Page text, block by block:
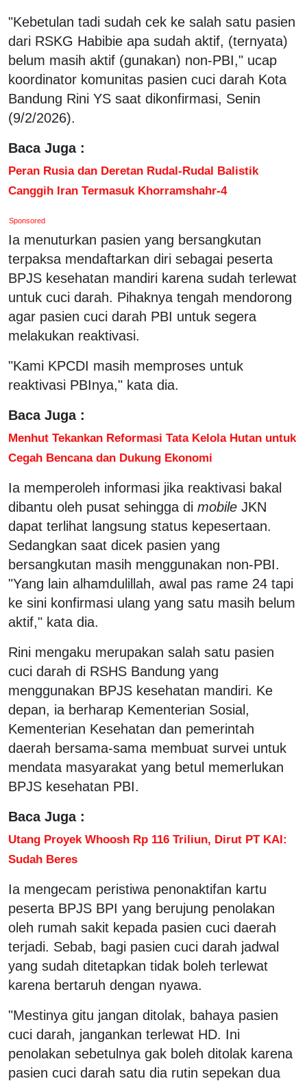
"Kebetulan tadi sudah cek ke salah satu pasien
dari RSKG Habibie apa sudah aktif, (ternyata)
belum masih aktif (gunakan) non-PBI," ucap
koordinator komunitas pasien cuci darah Kota
Bandung Rini YS saat dikonfirmasi, Senin
(9/2/2026).
Baca Juga :
Peran Rusia dan Deretan Rudal-Rudal Balistik
Canggih Iran Termasuk Khorramshahr-4
Sponsored
Ia menuturkan pasien yang bersangkutan
terpaksa mendaftarkan diri sebagai peserta
BPJS kesehatan mandiri karena sudah terlewat
untuk cuci darah. Pihaknya tengah mendorong
agar pasien cuci darah PBI untuk segera
melakukan reaktivasi.
"Kami KPCDI masih memproses untuk
reaktivasi PBInya," kata dia.
Baca Juga :
Menhut Tekankan Reformasi Tata Kelola Hutan untuk
Cegah Bencana dan Dukung Ekonomi
Ia memperoleh informasi jika reaktivasi bakal
dibantu oleh pusat sehingga di mobile JKN
dapat terlihat langsung status kepesertaan.
Sedangkan saat dicek pasien yang
bersangkutan masih menggunakan non-PBI.
"Yang lain alhamdulillah, awal pas rame 24 tapi
ke sini konfirmasi ulang yang satu masih belum
aktif," kata dia.
Rini mengaku merupakan salah satu pasien
cuci darah di RSHS Bandung yang
menggunakan BPJS kesehatan mandiri. Ke
depan, ia berharap Kementerian Sosial,
Kementerian Kesehatan dan pemerintah
daerah bersama-sama membuat survei untuk
mendata masyarakat yang betul memerlukan
BPJS kesehatan PBI.
Baca Juga :
Utang Proyek Whoosh Rp 116 Triliun, Dirut PT KAI:
Sudah Beres
Ia mengecam peristiwa penonaktifan kartu
peserta BPJS BPI yang berujung penolakan
oleh rumah sakit kepada pasien cuci daerah
terjadi. Sebab, bagi pasien cuci darah jadwal
yang sudah ditetapkan tidak boleh terlewat
karena bertaruh dengan nyawa.
"Mestinya gitu jangan ditolak, bahaya pasien
cuci darah, jangankan terlewat HD. Ini
penolakan sebetulnya gak boleh ditolak karena
pasien cuci darah satu dia rutin sepekan dua